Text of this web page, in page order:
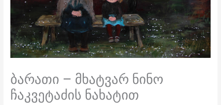
ბარათი – მხატვარ ნინო
ჩაკვეტაძის ნახატით